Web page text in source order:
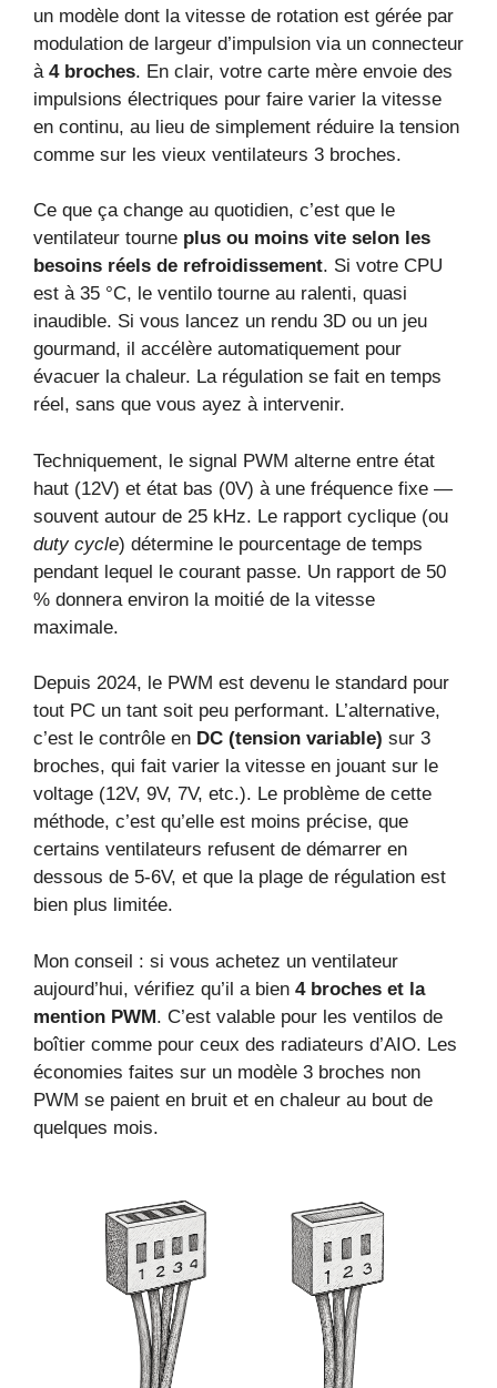
un modèle dont la vitesse de rotation est gérée par
modulation de largeur d’impulsion via un connecteur
à 4 broches. En clair, votre carte mère envoie des
impulsions électriques pour faire varier la vitesse
en continu, au lieu de simplement réduire la tension
comme sur les vieux ventilateurs 3 broches.
Ce que ça change au quotidien, c’est que le
ventilateur tourne plus ou moins vite selon les
besoins réels de refroidissement. Si votre CPU
est à 35 °C, le ventilo tourne au ralenti, quasi
inaudible. Si vous lancez un rendu 3D ou un jeu
gourmand, il accélère automatiquement pour
évacuer la chaleur. La régulation se fait en temps
réel, sans que vous ayez à intervenir.
Techniquement, le signal PWM alterne entre état
haut (12V) et état bas (0V) à une fréquence fixe —
souvent autour de 25 kHz. Le rapport cyclique (ou
duty cycle) détermine le pourcentage de temps
pendant lequel le courant passe. Un rapport de 50
% donnera environ la moitié de la vitesse
maximale.
Depuis 2024, le PWM est devenu le standard pour
tout PC un tant soit peu performant. L’alternative,
c’est le contrôle en DC (tension variable) sur 3
broches, qui fait varier la vitesse en jouant sur le
voltage (12V, 9V, 7V, etc.). Le problème de cette
méthode, c’est qu’elle est moins précise, que
certains ventilateurs refusent de démarrer en
dessous de 5-6V, et que la plage de régulation est
bien plus limitée.
Mon conseil : si vous achetez un ventilateur
aujourd’hui, vérifiez qu’il a bien 4 broches et la
mention PWM. C’est valable pour les ventilos de
boîtier comme pour ceux des radiateurs d’AIO. Les
économies faites sur un modèle 3 broches non
PWM se paient en bruit et en chaleur au bout de
quelques mois.